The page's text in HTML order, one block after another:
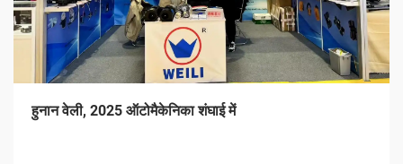
हुनान वेली, 2025 ऑटोमैकेनिका शंघाई में